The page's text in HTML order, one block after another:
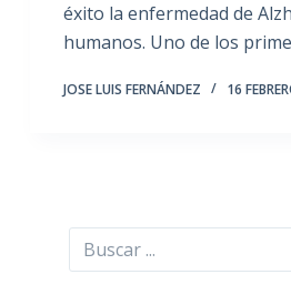
éxito la enfermedad de
humanos. Uno de los
JOSE LUIS FERNÁNDEZ 16
Buscar